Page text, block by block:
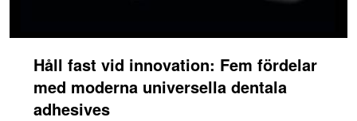
Håll fast vid innovation: Fem fördelar
med moderna universella dentala
adhesives